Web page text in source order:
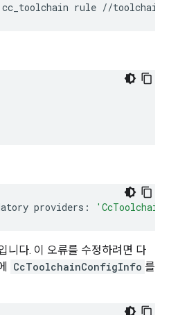
cc_toolchain rule //
providers:
니다. 이 오류를 수정하려면 다
CcToolchainConfigInfo 를